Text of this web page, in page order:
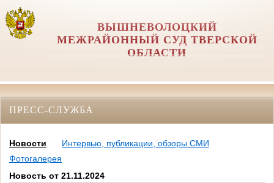
ВЫШНЕВОЛОЦКИЙ
МЕЖРАЙОННЫЙ СУД ТВЕРСКОЙ
ОБЛАСТИ
ПРЕСС-СЛУЖБА
Новости
Интервью, публикации, обзоры СМИ
Фотогалерея
Новость от 21.11.2024